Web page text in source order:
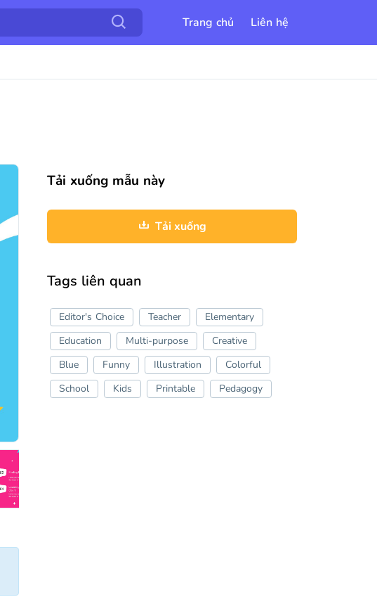
Trang chủ Liên hệ
Tải xuống mẫu này
Tải xuống
Tags liên quan
Editor's Choice Teacher
Elementary
Education
Multi-purpose
Creative
Blue
Funny Illustration
Colorful
School
Kids Printable Pedagogy